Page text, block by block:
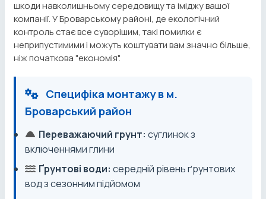
шкоди навколишньому середовищу та іміджу вашої
компанії. У Броварському районі, де екологічний
контроль стає все суворішим, такі помилки є
неприпустимими і можуть коштувати вам значно більше,
ніж початкова "економія".
Специфіка монтажу в м.
Броварський район
Переважаючий грунт: суглинок з
включеннями глини
Ґрунтові води: середній рівень ґрунтових
вод з сезонним підйомом